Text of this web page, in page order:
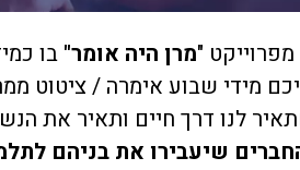
"מרן היה אומר" בו
מידי שבוע אימרה / ציטוט
לנו דרך חיים ותאיר את
שיעבירו את בניהם